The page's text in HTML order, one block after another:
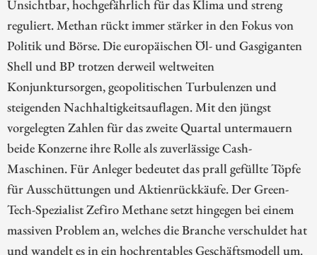
Unsichtbar, hochgefährlich für das Klima und streng
reguliert. Methan rückt immer stärker in den Fokus von
Politik und Börse. Die europäischen Öl- und Gasgiganten
Shell und BP trotzen derweil weltweiten
Konjunktursorgen, geopolitischen Turbulenzen und
steigenden Nachhaltigkeitsauflagen. Mit den jüngst
vorgelegten Zahlen für das zweite Quartal untermauern
beide Konzerne ihre Rolle als zuverlässige Cash-
Maschinen. Für Anleger bedeutet das prall gefüllte Töpfe
für Ausschüttungen und Aktienrückkäufe. Der Green-
Tech-Spezialist Zefiro Methane setzt hingegen bei einem
massiven Problem an, welches die Branche verschuldet hat
und wandelt es in ein hochrentables Geschäftsmodell um.